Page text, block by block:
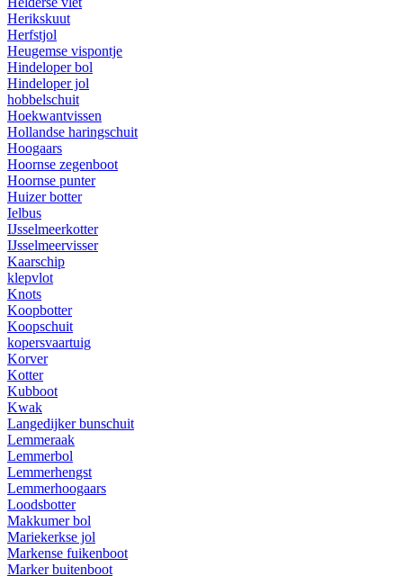
Herikskuut
Herfstjol
Heugemse vispontje
Hindeloper bol
Hindeloper jol
hobbelschuit
Hoekwantvissen
Hollandse haringschuit
Hoogaars
Hoornse zegenboot
Hoornse punter
Huizer botter
Ielbus
IJsselmeerkotter
IJsselmeervisser
Kaarschip
klepvlot
Knots
Koopbotter
Koopschuit
kopersvaartuig
Korver
Kotter
Kubboot
Kwak
Langedijker bunschuit
Lemmeraak
Lemmerbol
Lemmerhengst
Lemmerhoogaars
Loodsbotter
Makkumer bol
Mariekerkse jol
Markense fuikenboot
Marker buitenboot